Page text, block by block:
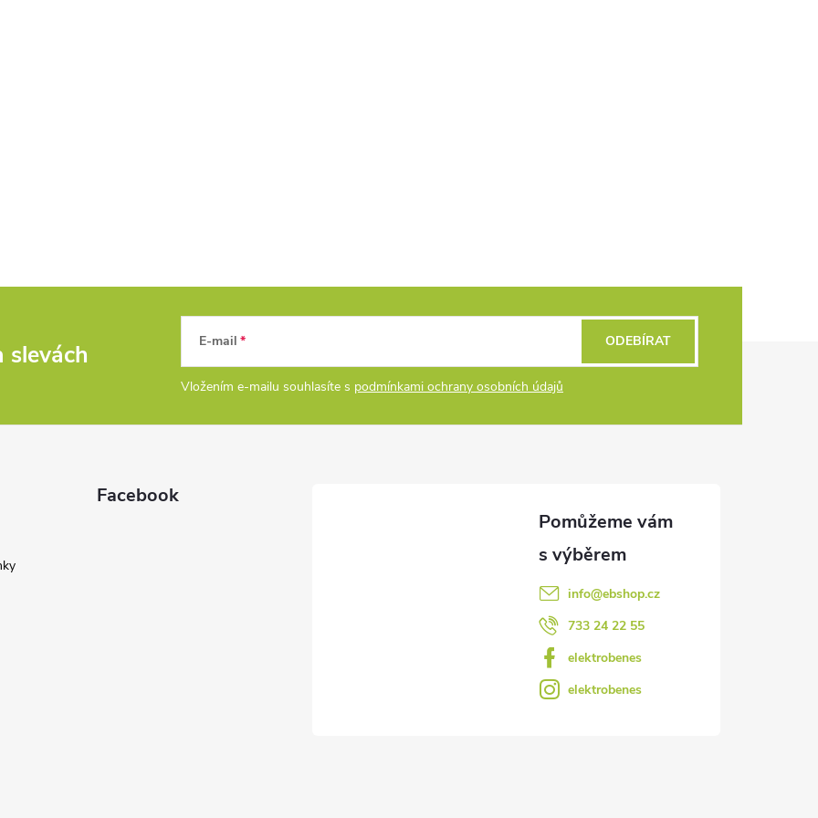
slevách E-mail
Vložením e-mailu souhlasíte s podmínkami ochrany osobních údajů
ODEBÍRAT
Facebook
info@ebshop.cz
733 24 22 55
elektrobenes
elektrobenes